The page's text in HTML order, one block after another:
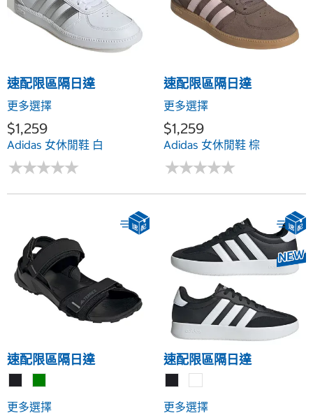
速配限區隔日達
更多選擇
$1,259
Adidas 女休閒鞋 白
★★★★★
★★★★★
速配限區隔日達
更多選擇
$1,259
Adidas 女休閒鞋 棕
★★★★★
★★★★★
速配限區隔日達
更多選擇
速配限區隔日達
更多選擇